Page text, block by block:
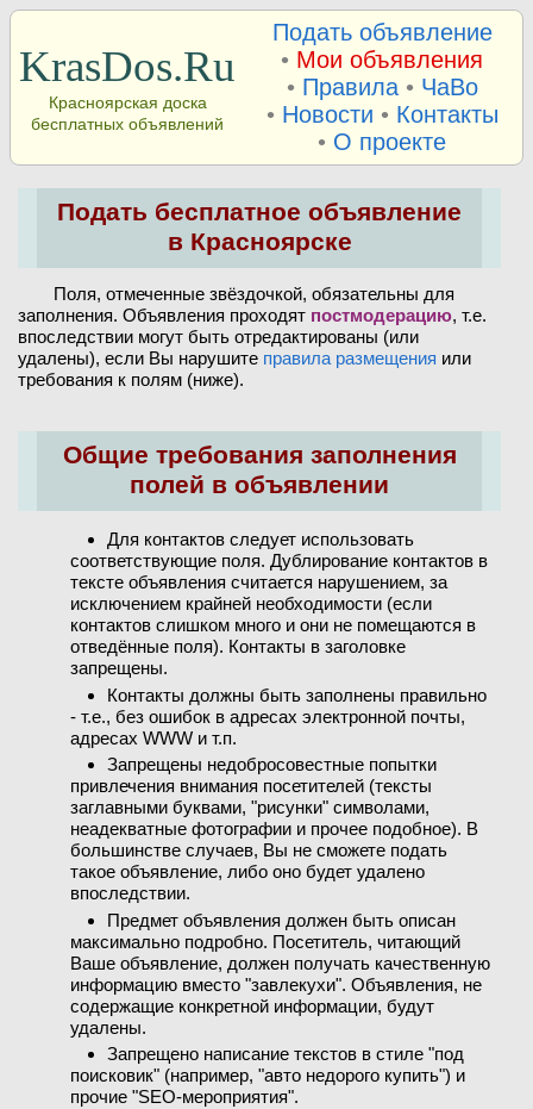
KrasDos.Ru
Красноярская доска
бесплатных объявлений
Подать объявление
• Мои объявления
• Правила• ЧаВо
• Новости • Контакты
• О проекте
Подать бесплатное объявление
в Красноярске
Поля, отмеченные звёздочкой, обязательны для
заполнения. Объявления проходят постмодерацию, т.е.
впоследствии могут быть отредактированы (или
удалены), если Вы нарушите правила размещения или
требования к полям (ниже).
Общие требования заполнения
полей в объявлении
Для контактов следует использовать
соответствующие поля. Дублирование контактов в
тексте объявления считается нарушением, за
исключением крайней необходимости (если
контактов слишком много и они не помещаются в
отведённые поля). Контакты в заголовке
запрещены.
Контакты должны быть заполнены правильно
- т.е., без ошибок в адресах электронной почты,
адресах WWW и т.п.
Запрещены недобросовестные попытки
привлечения внимания посетителей (тексты
заглавными буквами, "рисунки" символами,
неадекватные фотографии и прочее подобное). В
большинстве случаев, Вы не сможете подать
такое объявление, либо оно будет удалено
впоследствии.
Предмет объявления должен быть описан
максимально подробно. Посетитель, читающий
Ваше объявление, должен получать качественную
информацию вместо "завлекухи". Объявления, не
содержащие конкретной информации, будут
удалены.
Запрещено написание текстов в стиле "под
поисковик" (например, "авто недорого купить") и
прочие "SEO-мероприятия".